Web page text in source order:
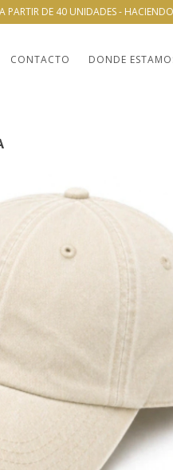
PARTIR DE 40 UNIDADES -
CONTACTO DONDE